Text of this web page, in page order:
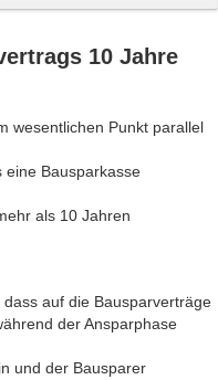
10 Jahre
wesentlichen Punkt parallel
eine Bausparkasse
als 10 Jahren
auf die Bausparverträge
der Ansparphase
und der Bausparer